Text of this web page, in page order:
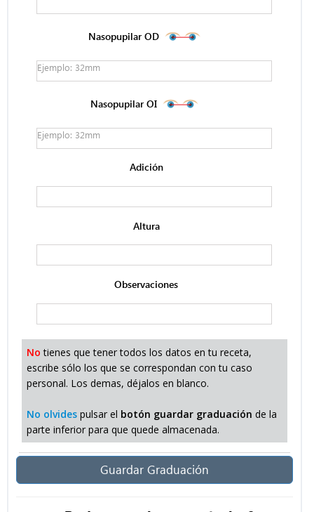
Nasopupilar OD
Nasopupilar OI
Adición
Altura
Observaciones
No tienes que tener todos los datos en tu receta,
escribe sólo los que se correspondan con tu caso
personal. Los demas, déjalos en blanco.
No olvides pulsar el botón guardar graduación de la
parte inferior para que quede almacenada.
Guardar Graduación